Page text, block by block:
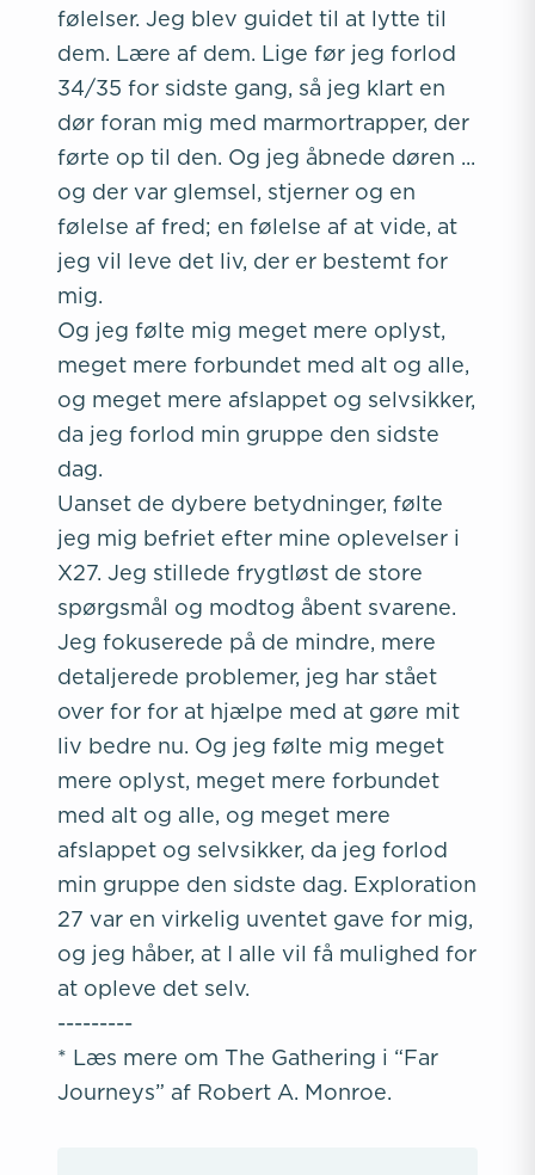
følelser. Jeg blev guidet til at lytte til
dem. Lære af dem. Lige før jeg forlod
34/35 for sidste gang, så jeg klart en
dør foran mig med marmortrapper, der
førte op til den. Og jeg åbnede døren ...
og der var glemsel, stjerner og en
følelse af fred; en følelse af at vide, at
jeg vil leve det liv, der er bestemt for
mig.
Og jeg følte mig meget mere oplyst,
meget mere forbundet med alt og alle,
og meget mere afslappet og selvsikker,
da jeg forlod min gruppe den sidste
dag.
Uanset de dybere betydninger, følte
jeg mig befriet efter mine oplevelser i
X27. Jeg stillede frygtløst de store
spørgsmål og modtog åbent svarene.
Jeg fokuserede på de mindre, mere
detaljerede problemer, jeg har stået
over for for at hjælpe med at gøre mit
liv bedre nu. Og jeg følte mig meget
mere oplyst, meget mere forbundet
med alt og alle, og meget mere
afslappet og selvsikker, da jeg forlod
min gruppe den sidste dag. Exploration
27 var en virkelig uventet gave for mig,
og jeg håber, at I alle vil få mulighed for
at opleve det selv.
---------
* Læs mere om The Gathering i “Far
Journeys” af Robert A. Monroe.